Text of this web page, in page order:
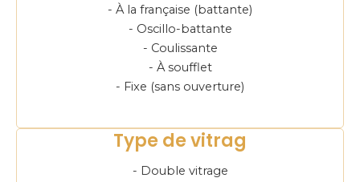
- À la française (battante)
- Oscillo-battante
- Coulissante
- À soufflet
- Fixe (sans ouverture)
Type de vitrag
- Double vitrage